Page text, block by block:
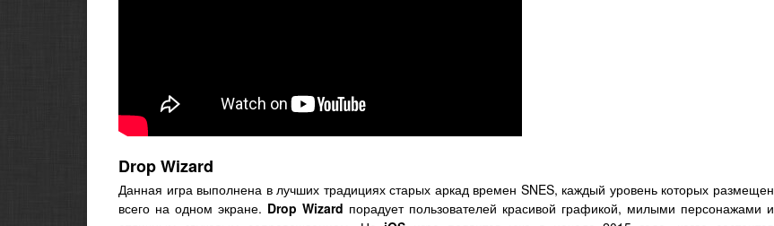
Drop Wizard
Данная игра выполнена в лучших традициях старых аркад времен SNES, каждый уровень которых размещен
всего на одном экране. Drop Wizard порадует пользователей красивой графикой, милыми персонажами и